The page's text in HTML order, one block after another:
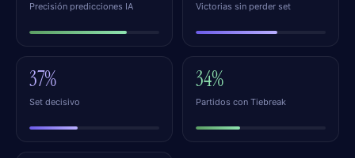
Precisión predicciones IA Victorias sin perder set
37%
Set decisivo
34%
Partidos con Tiebreak